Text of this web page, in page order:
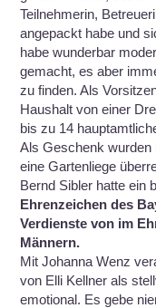
Teilnehmerin,
angepackt habe und
habe wunderbar
gemacht, es aber
zu finden. Als
Haushalt von einer
bis zu 14
Als Geschenk wurden
eine Gartenliege
Bernd Sibler hatte ein
Ehrenzeichen des
Verdienste von im
Männern.
Mit Johanna Wenz
von Elli Kellner als
emotional. Es gebe